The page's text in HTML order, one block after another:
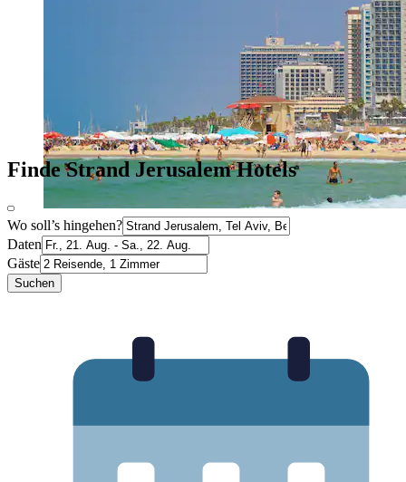
Finde Strand Jerusalem Hotels
Wo soll’s hingehen?
Daten
Gäste
Suchen